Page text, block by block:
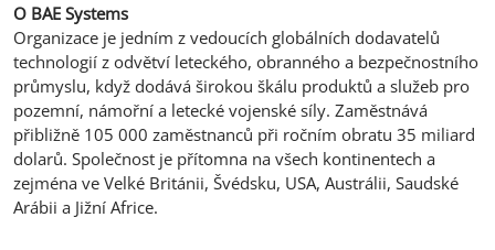
O BAE Systems
Organizace je jedním z vedoucích globálních dodavatelů
technologií z odvětví leteckého, obranného a bezpečnostního
průmyslu, když dodává širokou škálu produktů a služeb pro
pozemní, námořní a letecké vojenské síly. Zaměstnává
přibližně 105 000 zaměstnanců při ročním obratu 35 miliard
dolarů. Společnost je přítomna na všech kontinentech a
zejména ve Velké Británii, Švédsku, USA, Austrálii, Saudské
Arábii a Jižní Africe.